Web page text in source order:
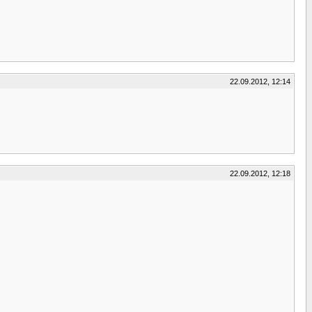
22.09.2012, 12:14
22.09.2012, 12:18